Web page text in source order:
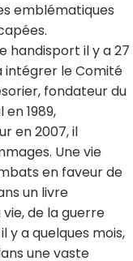
emblématiques
handisport il y a 27
intégrer le Comité
fondateur du
1989,
en 2007, il
Une vie
en faveur de
un livre
de la guerre
y a quelques mois,
une vaste